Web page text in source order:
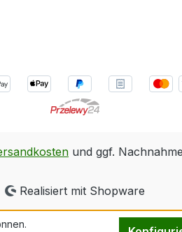
und ggf.
Realisiert mit Shopware